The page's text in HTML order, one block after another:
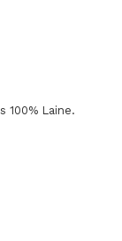
100% Laine.